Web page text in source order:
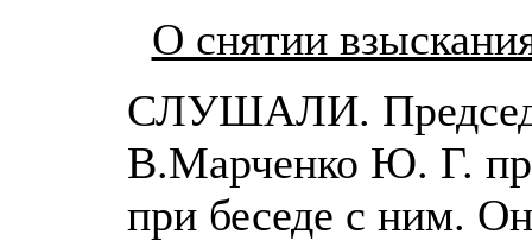
О снятии
СЛУШАЛИ.
В.Марченко Ю. Г.
при беседе с ним.